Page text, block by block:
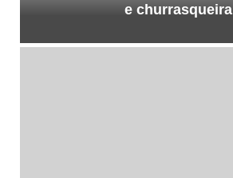
e churrasqueira